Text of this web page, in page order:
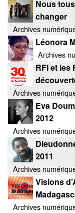
Auteurs en
ACTIONS
Les actions
PÔLE
Les Zébrures
Les Zébrures du
Maison des
Archives
PROJET
Nous
changer
Archives
Léonora
Archives
RFI et les
Archives
Eva
2012
Archives
2011
Archives
Visions
Archives